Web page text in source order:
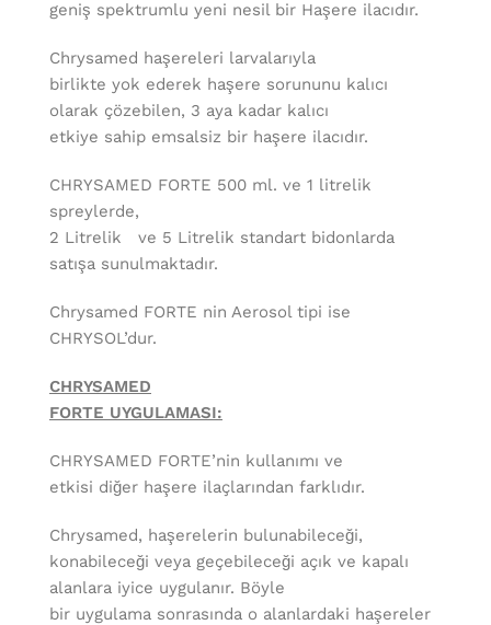
geniş spektrumlu yeni nesil bir Haşere ilacıdır.
Chrysamed haşereleri larvalarıyla
birlikte yok ederek haşere sorununu kalıcı
olarak çözebilen, 3 aya kadar kalıcı
etkiye sahip emsalsiz bir haşere ilacıdır.
CHRYSAMED FORTE 500 ml. ve 1 litrelik
spreylerde,
2 Litrelik ve 5 Litrelik standart bidonlarda
satışa sunulmaktadır.
Chrysamed FORTE nin Aerosol tipi ise
CHRYSOL’dur.
CHRYSAMED
FORTE UYGULAMASI:
CHRYSAMED FORTE’nin kullanımı ve
etkisi diğer haşere ilaçlarından farklıdır.
Chrysamed, haşerelerin bulunabileceği,
konabileceği veya geçebileceği açık ve kapalı
alanlara iyice uygulanır. Böyle
bir uygulama sonrasında o alanlardaki haşereler